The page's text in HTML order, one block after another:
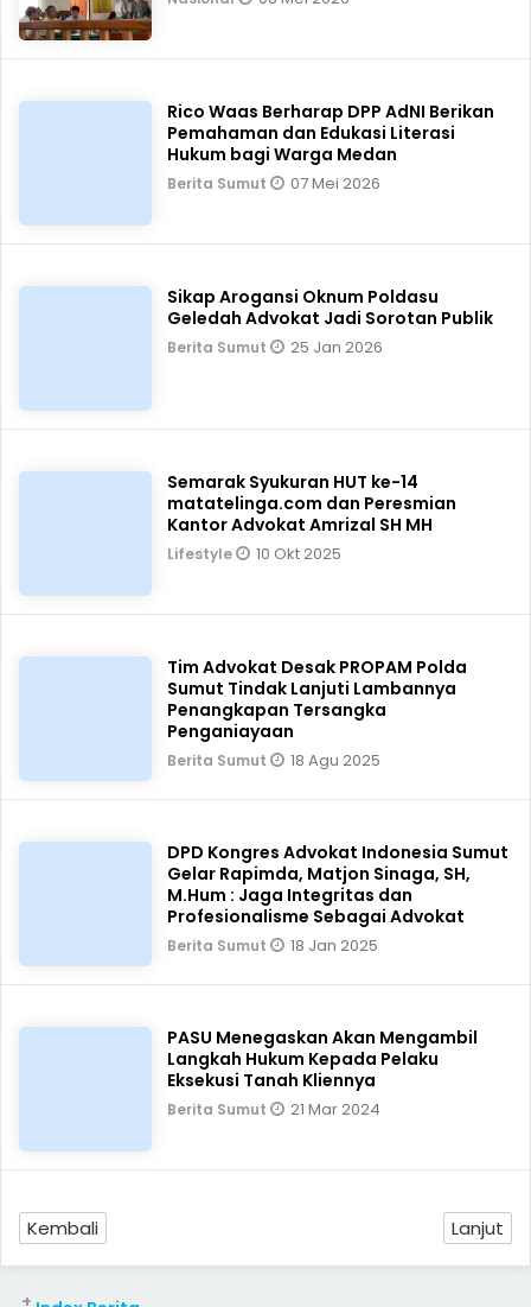
Rico Waas Berharap DPP AdNI Berikan
Pemahaman dan Edukasi Literasi
Hukum bagi Warga Medan
Berita Sumut 07 Mei 2026
Sikap Arogansi Oknum Poldasu
Geledah Advokat Jadi Sorotan Publik
Berita Sumut 25 Jan 2026
Semarak Syukuran HUT ke-14
matatelinga.com dan Peresmian
Kantor Advokat Amrizal SH MH
Lifestyle 10 Okt 2025
Tim Advokat Desak PROPAM Polda
Sumut Tindak Lanjuti Lambannya
Penangkapan Tersangka
Penganiayaan
Berita Sumut 18 Agu 2025
DPD Kongres Advokat Indonesia Sumut
Gelar Rapimda, Matjon Sinaga, SH,
M.Hum : Jaga Integritas dan
Profesionalisme Sebagai Advokat
Berita Sumut 18 Jan 2025
PASU Menegaskan Akan Mengambil
Langkah Hukum Kepada Pelaku
Eksekusi Tanah Kliennya
Berita Sumut 21 Mar 2024
Kembali Lanjut
+